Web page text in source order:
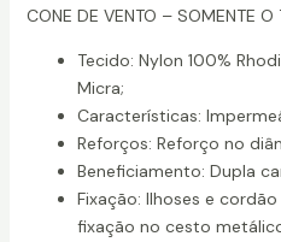
CONE DE VENTO – SOMENTE O
Tecido: Nylon 100%
Micra;
Características:
Reforços: Reforço no
Beneficiamento: Dupla
Fixação: Ilhoses e
fixação no cesto